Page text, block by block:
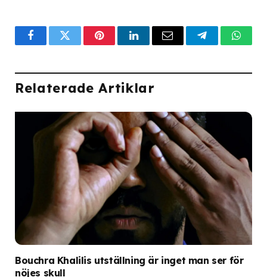
FacebookTwitterPinterestLinkedInEmail Telegram
Relaterade Artiklar
Bouchra Khalilis utställning är inget man ser för
nöjes skull